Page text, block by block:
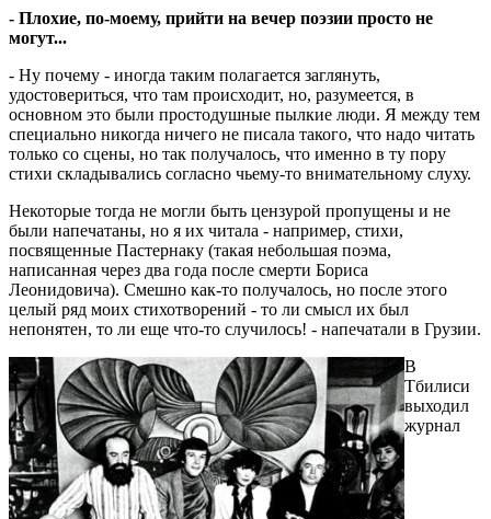
- Плохие, по-моему, прийти на вечер поэзии просто не
могут...
- Ну почему - иногда таким полагается заглянуть,
удостовериться, что там происходит, но, разумеется, в
основном это были простодушные пылкие люди. Я между тем
специально никогда ничего не писала такого, что надо читать
только со сцены, но так получалось, что именно в ту пору
стихи складывались согласно чьему-то внимательному слуху.
Некоторые тогда не могли быть цензурой пропущены и не
были напечатаны, но я их читала - например, стихи,
посвященные Пастернаку (такая небольшая поэма,
написанная через два года после смерти Бориса
Леонидовича). Смешно как-то получалось, но после этого
целый ряд моих стихотворений - то ли смысл их был
непонятен, то ли еще что-то случилось! - напечатали в Грузии.
В
Тбилиси
выходил
журнал